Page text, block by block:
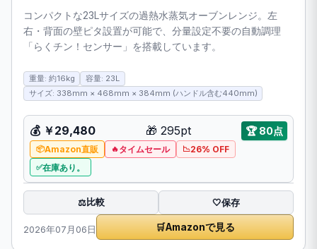
コンパクトな23Lサイズの過熱水蒸気オーブンレンジ。左
右・背面の壁ピタ設置が可能で、分量設定不要の自動調理
「らくチン！センサー」を搭載しています。
重量: 約16kg
容量: 23L
サイズ: 338mm × 468mm × 384mm (ハンドル含む440mm)
💰 ￥29,480 🎁 295pt 🏆80点
Amazon直販 タイムセール
26% OFF
在庫あり。
⚖️比較 🤍保存
2026年07月06日 🛒Amazonで見る